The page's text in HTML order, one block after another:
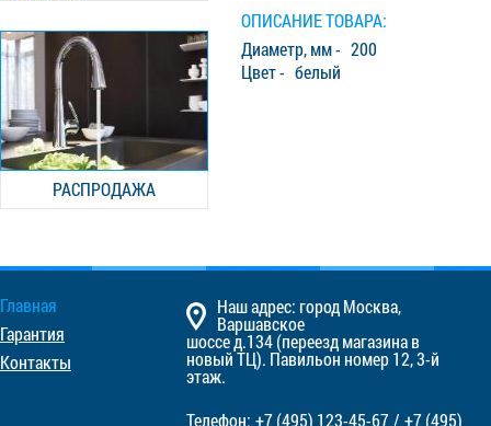
РАСПРОДАЖА
ОПИСАНИЕ ТОВАРА:
Диаметр, мм - 200
Цвет - белый
Главная
Гарантия
Контакты
Наш адрес: город Москва,
Варшавское
шоссе д.134 (переезд магазина в
новый ТЦ). Павильон номер 12, 3-й
этаж.
Телефон: +7 (495) 123-45-67/ +7 (495)